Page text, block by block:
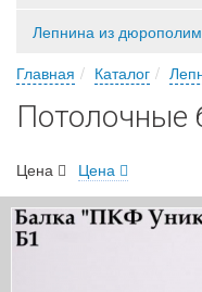
Лепнина из
Главная
Каталог
Потолочные
Цена Цена